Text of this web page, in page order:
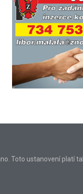
Toto ustanovení platí